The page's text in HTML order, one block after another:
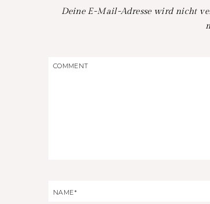
Deine E-Mail-Adresse wird nicht